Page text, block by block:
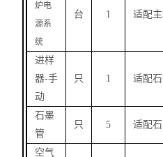
炉电
源系
统
台 1 适配
进样
器-手
动
只 1 适配
石墨
管
只 5 适配
空气